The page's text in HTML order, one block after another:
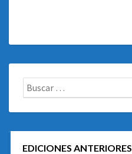
Buscar:
EDICIONES ANTERIORES